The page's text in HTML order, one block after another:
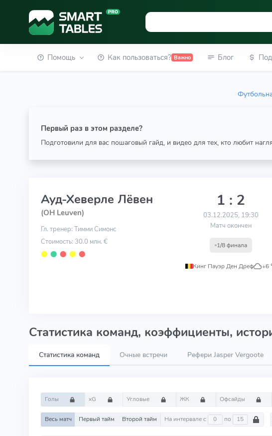
Помощь Как пользоваться? Важно Блог
Первый раз в этом разделе?
Подготовили для вас пошаговый гайд, и видео для тех, кто любит
Ауд-Хеверле Лёвен
(OH Leuven)
Гл. тренер: Тимми Симонс
Стоимость: 30.0 млн. €
⬤ ⬤ ⬤ ⬤ ⬤
1 : 2
03.12.2025, 19:30
Матч окончен
1/8 финала
Кинг Пауэр Ден Дреф
, +6
Статистика команд, коэффициенты,
Статистика команд Очные встречи Рефери Jasper Vergoote
Голы xG Угловые ЖК Офсайды
Весь матч Первый тайм Второй тайм На интервале с по